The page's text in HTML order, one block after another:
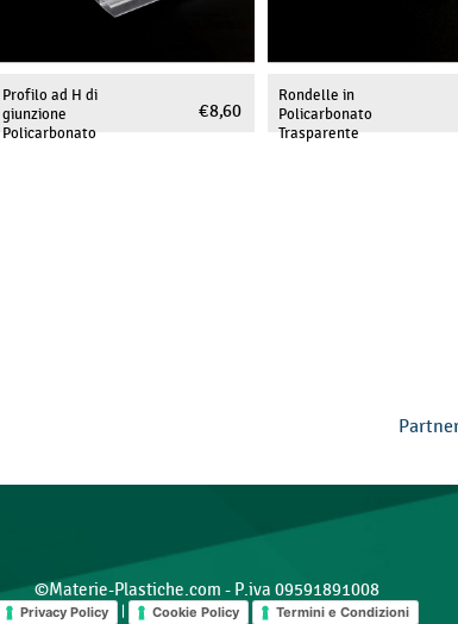
Profilo ad H di
giunzione
Policarbonato
€ 8,60
Rondelle in
Policarbonato
Trasparente
©Materie-Plastiche.com - P.iva 09591891008
Privacy Policy Cookie Policy Termini e Condizioni